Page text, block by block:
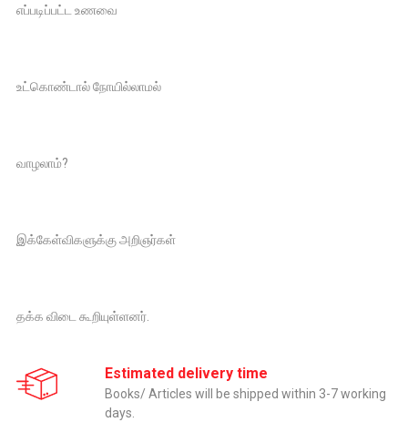
எப்படிப்பட்ட உணவை
உட்கொண்டால் நோயில்லாமல்
வாழலாம்?
இக்கேள்விகளுக்கு அறிஞர்கள்
தக்க விடை கூறியுள்ளனர்.
Estimated delivery time
Books/ Articles will be shipped within 3-7 working
days.